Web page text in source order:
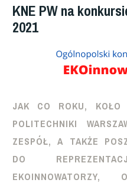
KNE PW na
2021
JAK CO ROKU, KOŁO
POLITECHNIKI
ZESPÓŁ, A TAKŻE
DO
EKOINNOWATORZY,